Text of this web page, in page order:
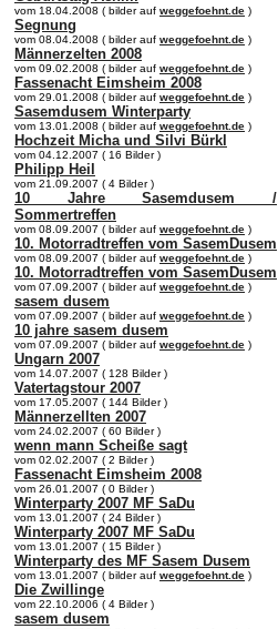
vom 18.04.2008 ( bilder auf weggefoehnt.de )
Segnung
vom 08.04.2008 ( bilder auf weggefoehnt.de )
Männerzelten 2008
vom 09.02.2008 ( bilder auf weggefoehnt.de )
Fassenacht Eimsheim 2008
vom 29.01.2008 ( bilder auf weggefoehnt.de )
Sasemdusem Winterparty
vom 13.01.2008 ( bilder auf weggefoehnt.de )
Hochzeit Micha und Silvi Bürkl
vom 04.12.2007 ( 16 Bilder )
Philipp Heil
vom 21.09.2007 ( 4 Bilder )
10 Jahre Sasemdusem /
Sommertreffen
vom 08.09.2007 ( bilder auf weggefoehnt.de )
10. Motorradtreffen vom SasemDusem
vom 08.09.2007 ( bilder auf weggefoehnt.de )
10. Motorradtreffen vom SasemDusem
vom 07.09.2007 ( bilder auf weggefoehnt.de )
sasem dusem
vom 07.09.2007 ( bilder auf weggefoehnt.de )
10 jahre sasem dusem
vom 07.09.2007 ( bilder auf weggefoehnt.de )
Ungarn 2007
vom 14.07.2007 ( 128 Bilder )
Vatertagstour 2007
vom 17.05.2007 ( 144 Bilder )
Männerzellten 2007
vom 24.02.2007 ( 60 Bilder )
wenn mann Scheiße sagt
vom 02.02.2007 ( 2 Bilder )
Fassenacht Eimsheim 2008
vom 26.01.2007 ( 0 Bilder )
Winterparty 2007 MF SaDu
vom 13.01.2007 ( 24 Bilder )
Winterparty 2007 MF SaDu
vom 13.01.2007 ( 15 Bilder )
Winterparty des MF Sasem Dusem
vom 13.01.2007 ( bilder auf weggefoehnt.de )
Die Zwillinge
vom 22.10.2006 ( 4 Bilder )
sasem dusem